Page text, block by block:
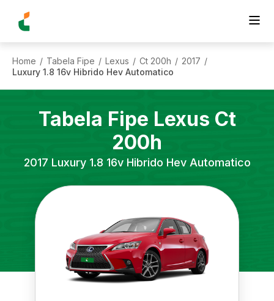
Home / Tabela Fipe / Lexus / Ct 200h / 2017 /
Luxury 1.8 16v Hibrido Hev Automatico
Tabela Fipe Lexus Ct
200h
2017 Luxury 1.8 16v Hibrido Hev Automatico